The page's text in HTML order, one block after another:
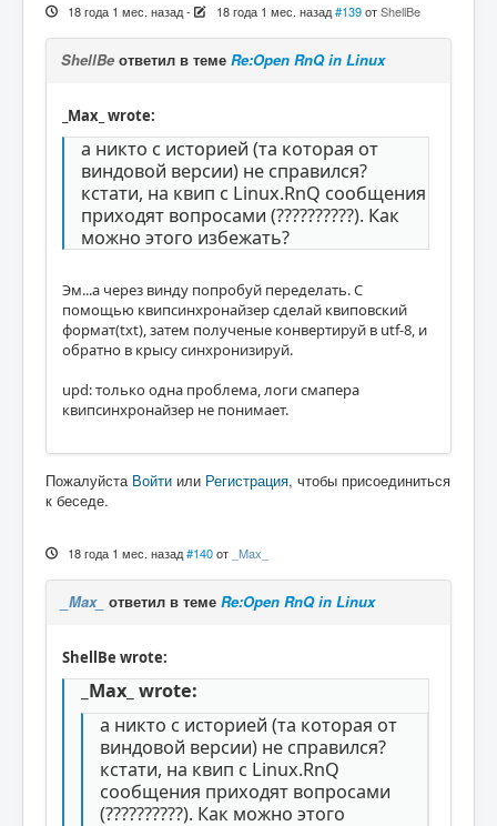
18 года 1 мес. назад- 18 года 1 мес. назад #139 отShellBe
ShellBe ответил в теме Re:Open RnQ in Linux
_Max_ wrote:
а никто с историей (та которая от
виндовой версии) не справился?
кстати, на квип с Linux.RnQ сообщения
приходят вопросами (??????????). Как
можно этого избежать?
Эм...а через винду попробуй переделать. С
помощью квипсинхронайзер сделай квиповский
формат(txt), затем полученые конвертируй в utf-8, и
обратно в крысу синхронизируй.
upd: только одна проблема, логи смапера
квипсинхронайзер не понимает.
Пожалуйста Войти или Регистрация, чтобы присоединиться
к беседе.
18 года 1 мес. назад #140 от _Max_
_Max_ ответил в теме Re:Open RnQ in Linux
ShellBe wrote:
_Max_ wrote:
а никто с историей (та которая от
виндовой версии) не справился?
кстати, на квип с Linux.RnQ
сообщения приходят вопросами
(??????????). Как можно этого